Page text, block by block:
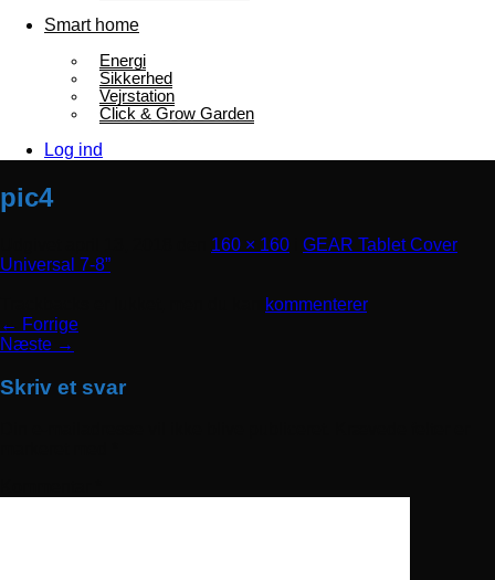
Smart home
Energi
Sikkerhed
Vejrstation
Click & Grow Garden
Log ind
pic4
160 × 160
GEAR Tablet Cover
Universal 7-8”
kommenterer.
← Forrige
Næste →
Skriv et svar